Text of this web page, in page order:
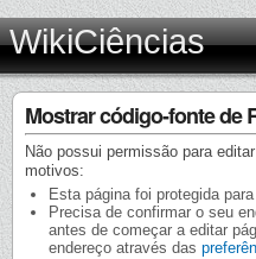
WikiCiências
Mostrar código-fonte de
Não possui permissão para
motivos:
Esta página foi protegida
Precisa de confirmar o seu
antes de começar a editar
endereço através das